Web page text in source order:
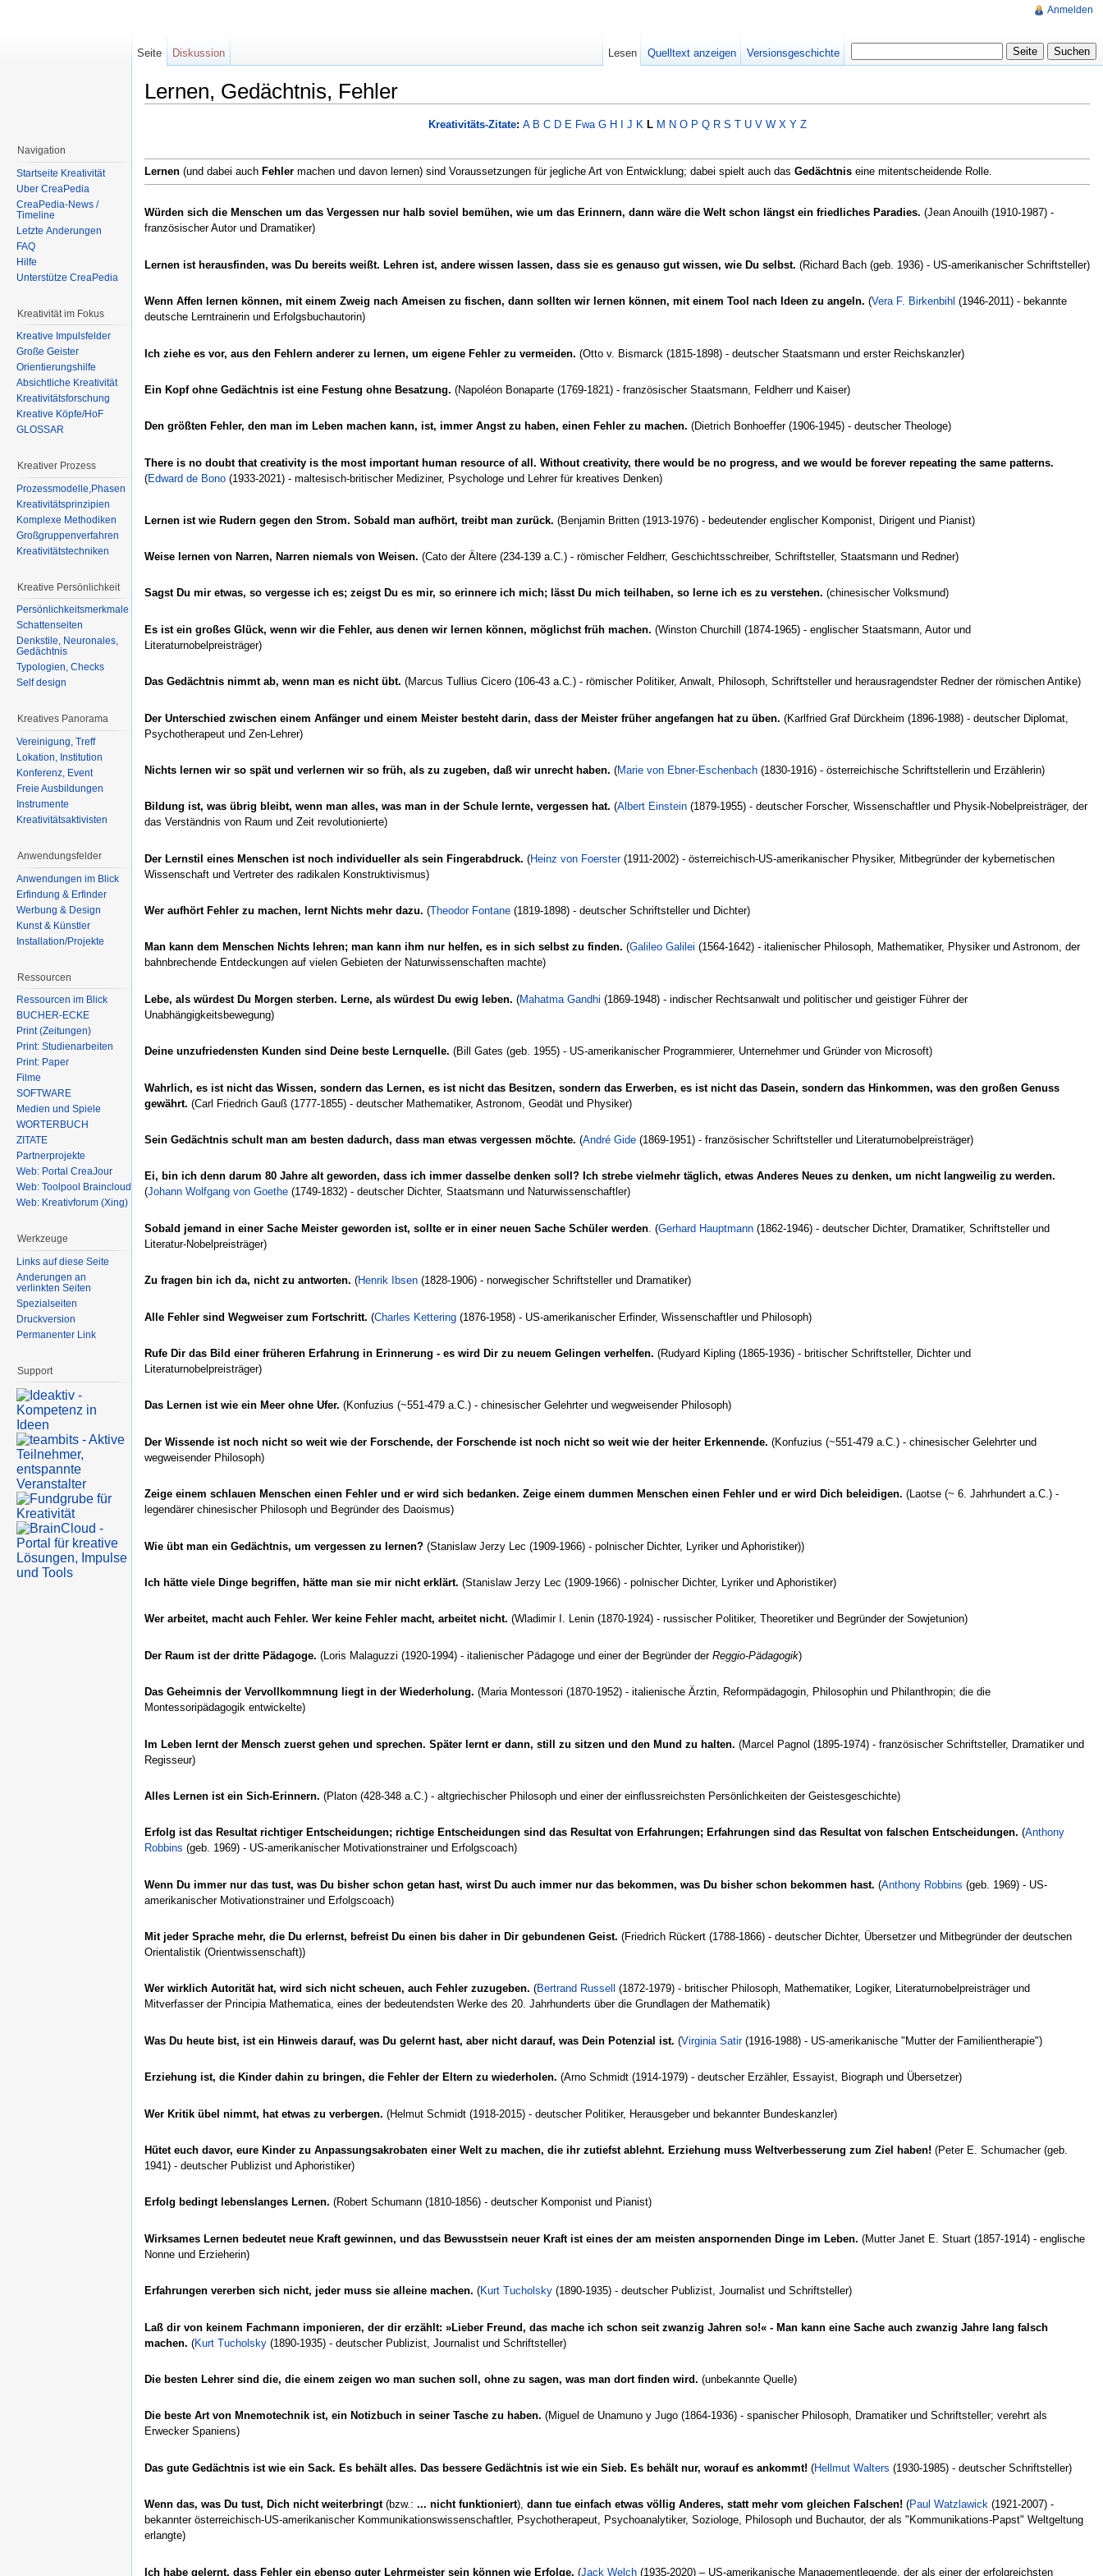
Lernen, Gedächtnis, Fehler
Kreativitäts-Zitate: A B C D E Fwa G H J K L M N O P Q R S T U V W X Y Z
Lernen (und dabei auch Fehler machen und davon lernen) sind Voraussetzungen für jegliche Art von Entwicklung; dabei spielt auch das Gedächtnis eine mitentscheidende Rolle.
Würden sich die Menschen um das Vergessen nur halb soviel bemühen, wie um das Erinnern, dann wäre die Welt schon längst ein friedliches Paradies. (Jean Anouilh (1910-1987) -
französischer Autor und Dramatiker)
Lernen ist herausfinden, was Du bereits weißt. Lehren ist, andere wissen lassen, dass sie es genauso gut wissen, wie Du selbst. (Richard Bach (geb. 1936) - US-amerikanischer Schriftsteller)
Wenn Affen lernen können, mit einem Zweig nach Ameisen zu fischen, dann sollten wir lernen können, mit einem Tool nach Ideen zu angeln. (Vera F. Birkenbihl (1946-2011) - bekannte
deutsche Lerntrainerin und Erfolgsbuchautorin)
Ich ziehe es vor, aus den Fehlern anderer zu lernen, um eigene Fehler zu vermeiden. (Otto v. Bismarck (1815-1898) - deutscher Staatsmann und erster Reichskanzler)
Ein Kopf ohne Gedächtnis ist eine Festung ohne Besatzung. (Napoléon Bonaparte (1769-1821) - französischer Staatsmann, Feldherr und Kaiser)
Den größten Fehler, den man im Leben machen kann, ist, immer Angst zu haben, einen Fehler zu machen. (Dietrich Bonhoeffer (1906-1945) - deutscher Theologe)
There is no doubt that creativity is the most important human resource of all. Without creativity, there would be no progress, and we would be forever repeating the same patterns.
(Edward de Bono (1933-2021) - maltesisch-britischer Mediziner, Psychologe und Lehrer für kreatives Denken)
Lernen ist wie Rudern gegen den Strom. Sobald man aufhört, treibt man zurück. (Benjamin Britten (1913-1976) - bedeutender englischer Komponist, Dirigent und Pianist)
Weise lernen von Narren, Narren niemals von Weisen. (Cato der Ältere (234-139 a.C.) - römischer Feldherr, Geschichtsschreiber, Schriftsteller, Staatsmann und Redner)
Sagst Du mir etwas, so vergesse ich es; zeigst Du es mir, so erinnere ich mich; lässt Du mich teilhaben, so lerne ich es zu verstehen. (chinesischer Volksmund)
Es ist ein großes Glück, wenn wir die Fehler, aus denen wir lernen können, möglichst früh machen. (Winston Churchill (1874-1965) - englischer Staatsmann, Autor und
Literaturnobelpreisträger)
Das Gedächtnis nimmt ab, wenn man es nicht übt. (Marcus Tullius Cicero (106-43 a.C.) - römischer Politiker, Anwalt, Philosoph, Schriftsteller und herausragendster Redner der römischen Antike)
Der Unterschied zwischen einem Anfänger und einem Meister besteht darin, dass der Meister früher angefangen hat zu üben. (Karlfried Graf Dürckheim (1896-1988) - deutscher Diplomat,
Psychotherapeut und Zen-Lehrer)
Nichts lernen wir so spät und verlernen wir so früh, als zu zugeben, daß wir unrecht haben. (Marie von Ebner-Eschenbach (1830-1916) - österreichische Schriftstellerin und Erzählerin)
Bildung ist, was übrig bleibt, wenn man alles, was man in der Schule lernte, vergessen hat. (Albert Einstein (1879-1955) - deutscher Forscher, Wissenschaftler und Physik-Nobelpreisträger, der
das Verständnis von Raum und Zeit revolutionierte)
Der Lernstil eines Menschen ist noch individueller als sein Fingerabdruck. (Heinz von Foerster(1911-2002) - österreichisch-US-amerikanischer Physiker, Mitbegründer der kybernetischen
Wissenschaft und Vertreter des radikalen Konstruktivismus)
Wer aufhört Fehler zu machen, lernt Nichts mehr dazu. (Theodor Fontane (1819-1898) - deutscher Schriftsteller und Dichter)
Man kann dem Menschen Nichts lehren; man kann ihm nur helfen, es in sich selbst zu finden. (Galileo Galilei (1564-1642) - italienischer Philosoph, Mathematiker, Physiker und Astronom, der
bahnbrechende Entdeckungen auf vielen Gebieten der Naturwissenschaften machte)
Lebe, als würdest Du Morgen sterben. Lerne, als würdest Du ewig leben. (Mahatma Gandhi (1869-1948) - indischer Rechtsanwalt und politischer und geistiger Führer der
Unabhängigkeitsbewegung)
Deine unzufriedensten Kunden sind Deine beste Lernquelle. (Bill Gates (geb. 1955) - US-amerikanischer Programmierer, Unternehmer und Gründer von Microsoft)
Wahrlich, es ist nicht das Wissen, sondern das Lernen, es ist nicht das Besitzen, sondern das Erwerben, es ist nicht das Dasein, sondern das Hinkommen, was den großen Genuss
gewährt. (Carl Friedrich Gauß (1777-1855) - deutscher Mathematiker, Astronom, Geodät und Physiker)
Sein Gedächtnis schult man am besten dadurch, dass man etwas vergessen möchte. (André Gide (1869-1951) - französischer Schriftsteller und Literaturnobelpreisträger)
Ei, bin ich denn darum 80 Jahre alt geworden, dass ich immer dasselbe denken soll? Ich strebe vielmehr täglich, etwas Anderes Neues zu denken, um nicht langweilig zu werden.
(Johann Wolfgang von Goethe (1749-1832) - deutscher Dichter, Staatsmann und Naturwissenschaftler)
Sobald jemand in einer Sache Meister geworden ist, sollte er in einer neuen Sache Schüler werden . (Gerhard Hauptmann (1862-1946) - deutscher Dichter, Dramatiker, Schriftsteller und
Literatur-Nobelpreisträger)
Zu fragen bin ich da, nicht zu antworten. (Henrik Ibsen (1828-1906) - norwegischer Schriftsteller und Dramatiker)
Alle Fehler sind Wegweiser zum Fortschritt. (Charles Kettering (1876-1958) - US-amerikanischer Erfinder, Wissenschaftler und Philosoph)
Rufe Dir das Bild einer früheren Erfahrung in Erinnerung - es wird Dir zu neuem Gelingen verhelfen. (Rudyard Kipling (1865-1936) - britischer Schriftsteller, Dichter und
Literaturnobelpreisträger)
Das Lernen ist wie ein Meer ohne Ufer. (Konfuzius (~551-479 a.C.) - chinesischer Gelehrter und wegweisender Philosoph)
Der Wissende ist noch nicht so weit wie der Forschende, der Forschende ist noch nicht so weit wie der heiter Erkennende. (Konfuzius (~551-479 a.C.) - chinesischer Gelehrter und
wegweisender Philosoph)
Zeige einem schlauen Menschen einen Fehler und er wird sich bedanken. Zeige einem dummen Menschen einen Fehler und er wird Dich beleidigen. (Laotse (~ 6. Jahrhundert a.C.) -
legendärer chinesischer Philosoph und Begründer des Daoismus)
Wie übt man ein Gedächtnis, um vergessen zu lernen? (Stanislaw Jerzy Lec (1909-1966) - polnischer Dichter, Lyriker und Aphoristiker))
Ich hätte viele Dinge begriffen, hätte man sie mir nicht erklärt. (Stanislaw Jerzy Lec (1909-1966) - polnischer Dichter, Lyriker und Aphoristiker)
Wer arbeitet, macht auch Fehler. Wer keine Fehler macht, arbeitet nicht. (Wladimir I. Lenin (1870-1924) - russischer Politiker, Theoretiker und Begründer der Sowjetunion)
Der Raum ist der dritte Pädagoge. (Loris Malaguzzi (1920-1994) - italienischer Pädagoge und einer der Begründer der Reggio-Pädagogik)
Das Geheimnis der Vervollkommnung liegt in der Wiederholung. (Maria Montessori (1870-1952) - italienische Ärztin, Reformpädagogin, Philosophin und Philanthropin; die die
Montessoripädagogik entwickelte)
Im Leben lernt der Mensch zuerst gehen und sprechen. Später lernt er dann, still zu sitzen und den Mund zu halten. (Marcel Pagnol (1895-1974) - französischer Schriftsteller, Dramatiker und
Regisseur)
Alles Lernen ist ein Sich-Erinnern. (Platon (428-348 a.C.) - altgriechischer Philosoph und einer der einflussreichsten Persönlichkeiten der Geistesgeschichte)
Erfolg ist das Resultat richtiger Entscheidungen; richtige Entscheidungen sind das Resultat von Erfahrungen; Erfahrungen sind das Resultat von falschen Entscheidungen. (Anthony
Robbins (geb. 1969) - US-amerikanischer Motivationstrainer und Erfolgscoach)
Wenn Du immer nur das tust, was Du bisher schon getan hast, wirst Du auch immer nur das bekommen, was Du bisher schon bekommen hast. (Anthony Robbins (geb. 1969) - US-
amerikanischer Motivationstrainer und Erfolgscoach)
Mit jeder Sprache mehr, die Du erlernst, befreist Du einen bis daher in Dir gebundenen Geist. (Friedrich Rückert (1788-1866) - deutscher Dichter, Übersetzer und Mitbegründer der deutschen
Orientalistik (Orientwissenschaft))
Wer wirklich Autorität hat, wird sich nicht scheuen, auch Fehler zuzugeben. (Bertrand Russell
(1872-1979) - britischer Philosoph, Mathematiker, Logiker, Literaturnobelpreisträger und
Mitverfasser der Principia Mathematica, eines der bedeutendsten Werke des 20. Jahrhunderts über die Grundlagen der Mathematik)
Was Du heute bist, ist ein Hinweis darauf, was Du gelernt hast, aber nicht darauf, was Dein Potenzial ist. (Virginia Satir(1916-1988) - US-amerikanische "Mutter der Familientherapie")
Erziehung ist, die Kinder dahin zu bringen, die Fehler der Eltern zu wiederholen. (Arno Schmidt (1914-1979) - deutscher Erzähler, Essayist, Biograph und Übersetzer)
Wer Kritik übel nimmt, hat etwas zu verbergen. (Helmut Schmidt (1918-2015) - deutscher Politiker, Herausgeber und bekannter Bundeskanzler)
Hütet euch davor, eure Kinder zu Anpassungsakrobaten einer Welt zu machen, die ihr zutiefst ablehnt. Erziehung muss Weltverbesserung zum Ziel haben! (Peter E. Schumacher (geb.
1941) - deutscher Publizist und Aphoristiker)
Erfolg bedingt lebenslanges Lernen. (Robert Schumann (1810-1856) - deutscher Komponist und Pianist)
Wirksames Lernen bedeutet neue Kraft gewinnen, und das Bewusstsein neuer Kraft ist eines der am meisten anspornenden Dinge im Leben. (Mutter Janet E. Stuart (1857-1914) - englische
Nonne und Erzieherin)
Erfahrungen vererben sich nicht, jeder muss sie alleine machen. (Kurt Tucholsky (1890-1935) - deutscher Publizist, Journalist und Schriftsteller)
Laß dir von keinem Fachmann imponieren, der dir erzählt: »Lieber Freund, das mache ich schon seit zwanzig Jahren so!« - Man kann eine Sache auch zwanzig Jahre lang falsch
machen. (Kurt Tucholsky (1890-1935) - deutscher Publizist, Journalist und Schriftsteller)
Die besten Lehrer sind die, die einem zeigen wo man suchen soll, ohne zu sagen, was man dort finden wird. (unbekannte Quelle)
Die beste Art von Mnemotechnik ist, ein Notizbuch in seiner Tasche zu haben. (Miguel de Unamuno y Jugo (1864-1936) - spanischer Philosoph, Dramatiker und Schriftsteller; verehrt als
Erwecker Spaniens)
Das gute Gedächtnis ist wie ein Sack. Es behält alles. Das bessere Gedächtnis ist wie ein Sieb. Es behält nur, worauf es ankommt! (Hellmut Walters (1930-1985) - deutscher Schriftsteller)
Wenn das, was Du tust, Dich nicht weiterbringt(bzw.: ... nicht funktioniert), dann tue einfach etwas völlig Anderes, statt mehr vom gleichen Falschen! (Paul Watzlawick (1921-2007) -
bekannter österreichisch-US-amerikanischer Kommunikationswissenschaftler, Psychotherapeut, Psychoanalytiker, Soziologe, Philosoph und Buchautor, der als "Kommunikations-Papst" Weltgeltung
erlangte)
Ich habe gelernt, dass Fehler ein ebenso guter Lehrmeister sein können wie Erfolge. (Jack Welch (1935-2020) – US-amerikanische Managementlegende, der als einer der erfolgreichsten
Anmelden
Seite Diskussion Lesen Quelltext anzeigen Versionsgeschichte
Navigation
Startseite Kreativität
Über CreaPedia
CreaPedia-News /
Timeline
Letzte Änderungen
FAQ
Hilfe
Unterstütze CreaPedia
Kreativität im Fokus
Kreative Impulsfelder
Große Geister
Orientierungshilfe
Absichtliche Kreativität
Kreativitätsforschung
Kreative Köpfe/HoF
GLOSSAR
Kreativer Prozess
Prozessmodelle,Phasen
Kreativitätsprinzipien
Komplexe Methodiken
Großgruppenverfahren
Kreativitätstechniken
Kreative Persönlichkeit
Persönlichkeitsmerkmale
Schattenseiten
Denkstile, Neuronales,
Gedächtnis
Typologien, Checks
Self design
Kreatives Panorama
Vereinigung, Treff
Lokation, Institution
Konferenz, Event
Freie Ausbildungen
Instrumente
Kreativitätsaktivisten
Anwendungsfelder
Anwendungen im Blick
Erfindung & Erfinder
Werbung & Design
Kunst & Künstler
Installation/Projekte
Ressourcen
Ressourcen im Blick
BÜCHER-ECKE
Print (Zeitungen)
Print: Studienarbeiten
Print: Paper
Filme
SOFTWARE
Medien und Spiele
WÖRTERBUCH
ZITATE
Partnerprojekte
Web: Portal CreaJour
Web: Toolpool Braincloud
Web: Kreativforum (Xing)
Werkzeuge
Links auf diese Seite
Änderungen an
verlinkten Seiten
Spezialseiten
Druckversion
Permanenter Link
Support